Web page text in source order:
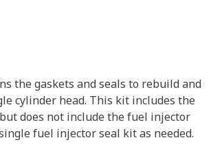
the gaskets and seals to rebuild and
cylinder head. This kit includes the
does not include the fuel injector
fuel injector seal kit as needed.